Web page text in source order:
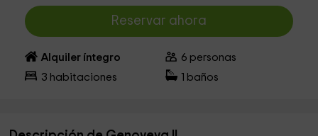
Reservar ahora
Alquiler íntegro 6 personas
3 habitaciones baños